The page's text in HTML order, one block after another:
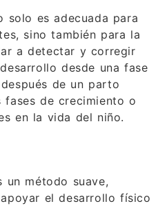
solo es adecuada para
sino también para la
a detectar y corregir
desde una fase
de un parto
fases de crecimiento o
en la vida del niño.
un método suave,
el desarrollo físico